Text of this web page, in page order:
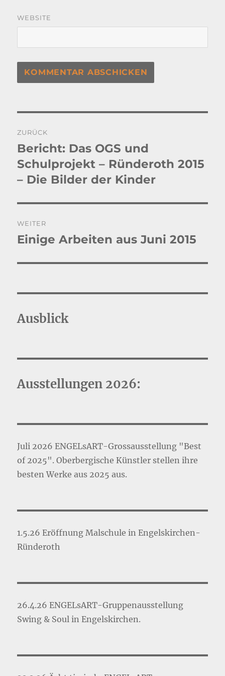
WEBSITE
ZURÜCK
Vorheriger
Beitrag:
Bericht: Das OGS und
Schulprojekt – Ründeroth 2015
– Die Bilder der Kinder
WEITER
Nächster
Einige Arbeiten aus Juni 2015
Ausblick
Ausstellungen 2026:
Juli 2026 ENGELsART-Grossausstellung "Best
of 2025". Oberbergische Künstler stellen ihre
besten Werke aus 2025 aus.
1.5.26 Eröffnung Malschule in Engelskirchen-
Ründeroth
26.4.26 ENGELsART-Gruppenausstellung
Swing & Soul in Engelskirchen.